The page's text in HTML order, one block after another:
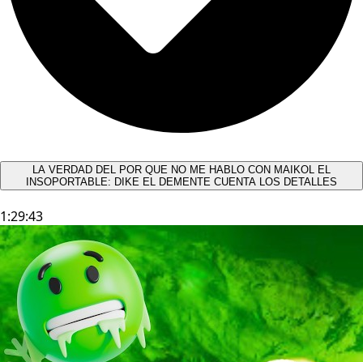
LA VERDAD DEL POR QUE NO ME HABLO CON MAIKOL EL
INSOPORTABLE: DIKE EL DEMENTE CUENTA LOS DETALLES
1:29:43